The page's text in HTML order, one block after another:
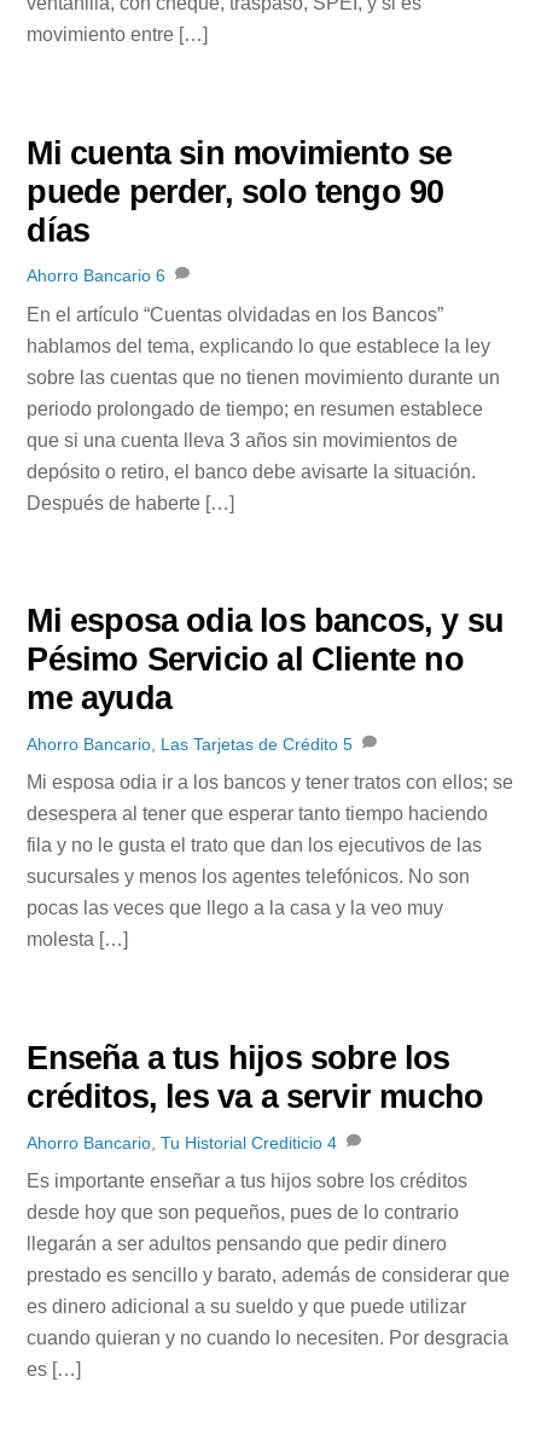
movimiento entre […]
Mi cuenta sin movimiento se
puede perder, solo tengo 90
días
Ahorro Bancario 6
En el artículo “Cuentas olvidadas en los Bancos”
hablamos del tema, explicando lo que establece la ley
sobre las cuentas que no tienen movimiento durante un
periodo prolongado de tiempo; en resumen establece
que si una cuenta lleva 3 años sin movimientos de
depósito o retiro, el banco debe avisarte la situación.
Después de haberte […]
Mi esposa odia los bancos, y su
Pésimo Servicio al Cliente no
me ayuda
Ahorro Bancario, Las Tarjetas de Crédito 5
Mi esposa odia ir a los bancos y tener tratos con ellos; se
desespera al tener que esperar tanto tiempo haciendo
fila y no le gusta el trato que dan los ejecutivos de las
sucursales y menos los agentes telefónicos. No son
pocas las veces que llego a la casa y la veo muy
molesta […]
Enseña a tus hijos sobre los
créditos, les va a servir mucho
Ahorro Bancario ,Tu Historial Crediticio 4
Es importante enseñar a tus hijos sobre los créditos
desde hoy que son pequeños, pues de lo contrario
llegarán a ser adultos pensando que pedir dinero
prestado es sencillo y barato, además de considerar que
es dinero adicional a su sueldo y que puede utilizar
cuando quieran y no cuando lo necesiten. Por desgracia
es […]